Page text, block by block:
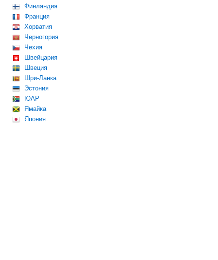
Финляндия
Франция
Хорватия
Черногория
Чехия
Швейцария
Швеция
Шри-Ланка
Эстония
ЮАР
Ямайка
Япония